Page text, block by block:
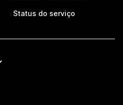
Status do serviço